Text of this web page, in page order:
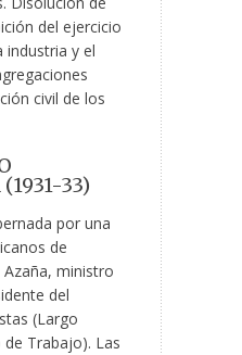
del ejercicio
industria y el
civil de los
33)
por una
de
ministro
del
(Largo
Trabajo). Las